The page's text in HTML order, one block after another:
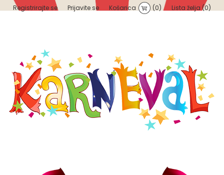
Registrirajte se Prijavite se Košarica (0) Lista želja (0)